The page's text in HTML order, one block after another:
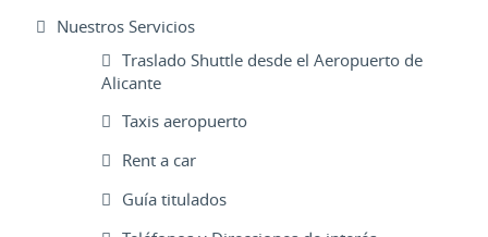
Nuestros Servicios
Traslado Shuttle desde el Aeropuerto de
Alicante
Taxis aeropuerto
Rent a car
Guía titulados